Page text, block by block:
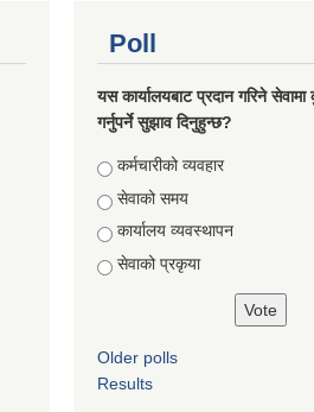
Poll
यस कार्यालयबाट प्रदान गरिने
गर्नुपर्ने सुझाव दिनुहुन्छ?
Choices
कर्मचारीको व्यवहार
सेवाको समय
कार्यालय व्यवस्थापन
सेवाको प्रकृया
Older polls
Results